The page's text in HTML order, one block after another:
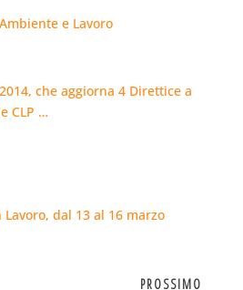
e Lavoro
che aggiorna 4 Direttice a
CLP …
Lavoro, dal 13 al 16 marzo
PROSSIMO